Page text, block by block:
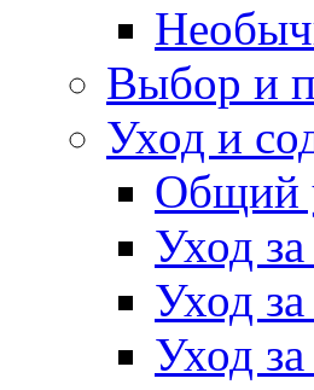
Выбор и
Уход и
Общий
Уход
Уход
Уход